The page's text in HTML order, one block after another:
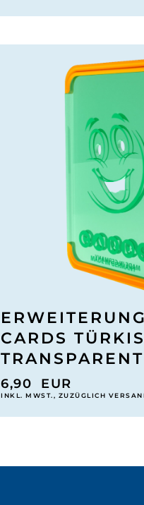
CARDS TÜRKIS
6,90 EUR
INKL. MWST., ZUZÜGLICH